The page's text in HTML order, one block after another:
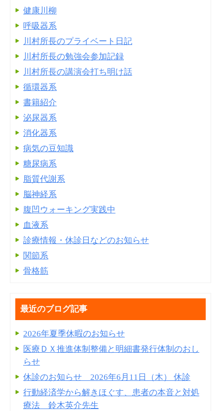
健康川柳
呼吸器系
川村所長のプライベート日記
川村所長の勉強会参加記録
川村所長の講演会打ち明け話
循環器系
書籍紹介
泌尿器系
消化器系
病気の豆知識
糖尿病系
脂質代謝系
脳神経系
腹凹ウォーキング実践中
血液系
診療情報・休診日などのお知らせ
関節系
骨格筋
最近のブログ記事
2026年夏季休暇のお知らせ
医療ＤＸ推進体制整備と明細書発⾏体制のおし
らせ
休診のお知らせ 2026年6月11日（木） 休診
行動経済学から解きほぐす、患者の本音と対処
療法 鈴木英介先生